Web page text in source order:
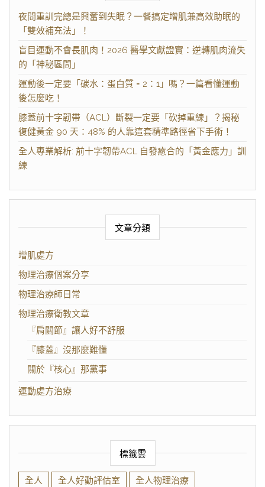
夜間重訓完總是興奮到失眠？一餐搞定增肌兼高效助眠的
「雙效補充法」！
盲目運動不會長肌肉！2026 醫學文獻證實：逆轉肌肉流失
的「神秘區間」
運動後一定要「碳水：蛋白質 = 2：1」嗎？一篇看懂運動
後怎麼吃！
膝蓋前十字韌帶（ACL）斷裂一定要「砍掉重練」？揭秘
復健黃金 90 天：48% 的人靠這套精準路徑省下手術！
全人專業解析: 前十字韌帶ACL 自發癒合的「黃金應力」訓
練
文章分類
增肌處方
物理治療個案分享
物理治療師日常
物理治療衛教文章
『肩關節』讓人好不舒服
『膝蓋』沒那麼難懂
關於『核心』那黨事
運動處方治療
標籤雲
全人 全人好動評估室 全人物理治療